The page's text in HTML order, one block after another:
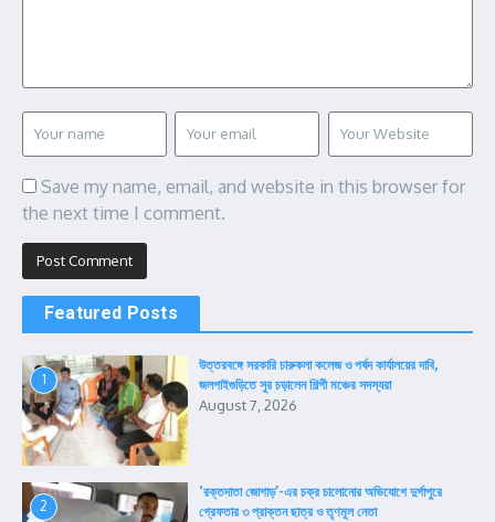
Save my name, email, and website in this browser for
the next time I comment.
Featured Posts
1
উত্তরবঙ্গে সরকারি চারুকলা কলেজ ও পর্ষদ কার্যালয়ের দাবি,
জলপাইগুড়িতে সুর চড়ালেন শিল্পী মঞ্চের সদস্যরা
August 7, 2026
2
‘রক্তদাতা জোগাড়’-এর চক্র চালোনোর অভিযোগে দুর্গাপুরে
গ্রেফতার ৩ প্রাক্তন ছাত্র ও তৃণমূল নেতা